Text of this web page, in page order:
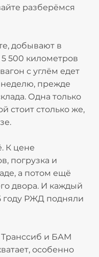
разберёмся
добывают в
500 километров
с углём едет
прежде
Одна только
стоит столько же,
К цене
погрузка и
а потом ещё
двора. И каждый
году РЖД подняли
Транссиб и БАМ
особенно